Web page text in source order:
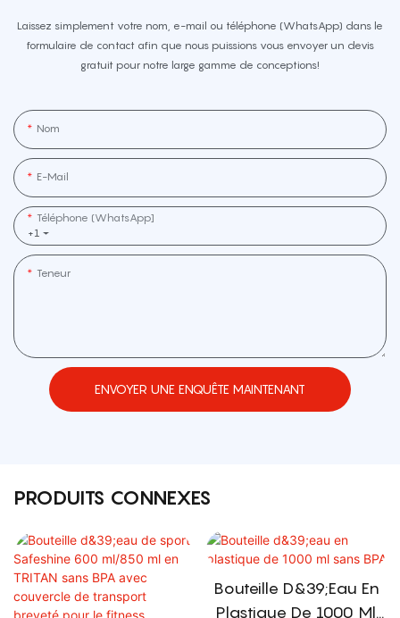
Laissez simplement votre nom, e-mail ou téléphone (WhatsApp) dans le
formulaire de contact afin que nous puissions vous envoyer un devis
gratuit pour notre large gamme de conceptions!
Nom
E-Mail
+1
Téléphone (WhatsApp]
Teneur
ENVOYER UNE ENQUÊTE MAINTENANT
PRODUITS CONNEXES
Bouteille D&39;eau En
Plastique De 1000 Ml